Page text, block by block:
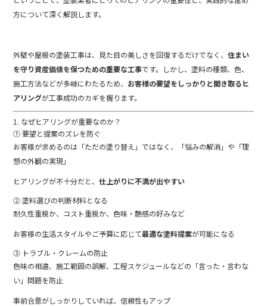
方について深く解説します。
外壁や屋根の塗装工事は、 見た目の美しさを回復するだけでなく、住まい
を守り資産価値を保つための重要な工事です。 しかし、塗料の種類、色、
施工方法などが多岐にわたるため、 お客様の要望をしっかり と聞き取るヒ
アリングが工事成功のカギを握り ます。
1. なぜヒアリングが重要なのか？
①要望と提案のズレを防ぐ
お客様が求めるのは「ただの塗り替え」ではなく、「悩みの解消」 や「理
想の外観の実現」
ヒアリングが不十分だと、仕上がりに不満が出やすい
②塗料選びの判断材料となる
耐久性重視か、 コスト重視か、色味・艶感の好みなど
お客様の生活スタイルやご予算に応じて最適な塗料提案が可能になる
③ トラブル・ クレームの防止
色味の相違、施工範囲の誤解、工程スケジュールなどの「言った・ 言わな
い」 問題を防止
事前合意がしっかり していれば、信頼性もアップ